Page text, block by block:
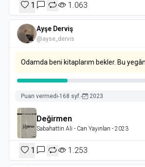
1 1.063
Ayşe Derviş
@ayse_dervis
Odamda beni kitaplarım bekler. Bu
Puan vermedi-168 syf.- 2023
Değirmen
Sabahattin Ali - Can Yayınları - 2023
1 1.253